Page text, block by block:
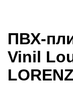
ПВХ-
Vinil